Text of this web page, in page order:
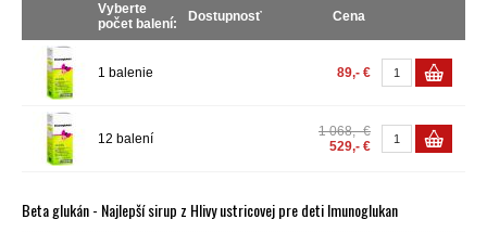
Vyberte
počet balení:
Dostupnosť Cena
1 balenie 89,- €
12 balení
1 068,- €
529,- €
Beta glukán - Najlepší sirup z Hlivy ustricovej pre deti Imunoglukan